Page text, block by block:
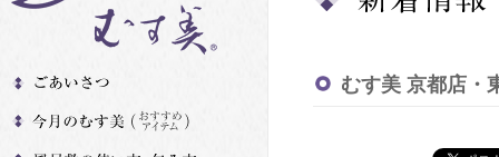
むす美 京都店・